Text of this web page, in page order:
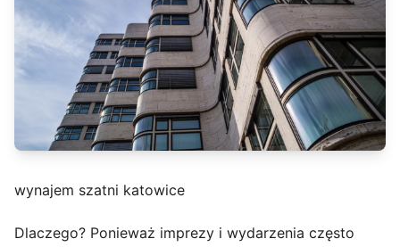
wynajem szatni katowice
Dlaczego? Ponieważ imprezy i wydarzenia często